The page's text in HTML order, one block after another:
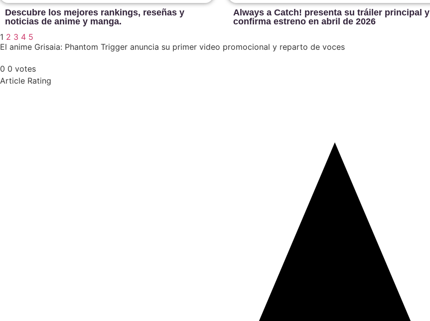
Descubre los mejores rankings, reseñas y
noticias de anime y manga.
Always a Catch! presenta su tráiler principal y
confirma estreno en abril de 2026
1 2 3 4 5
El anime Grisaia: Phantom Trigger anuncia su primer video promocional y reparto de voces
0 0 votes
Article Rating